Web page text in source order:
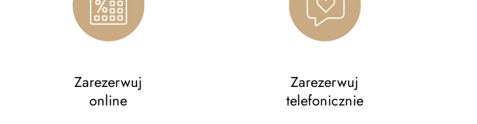
Zarezerwuj
online
Zarezerwuj
telefonicznie